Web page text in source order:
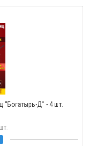
"Богатырь-Д" - 4 шт.